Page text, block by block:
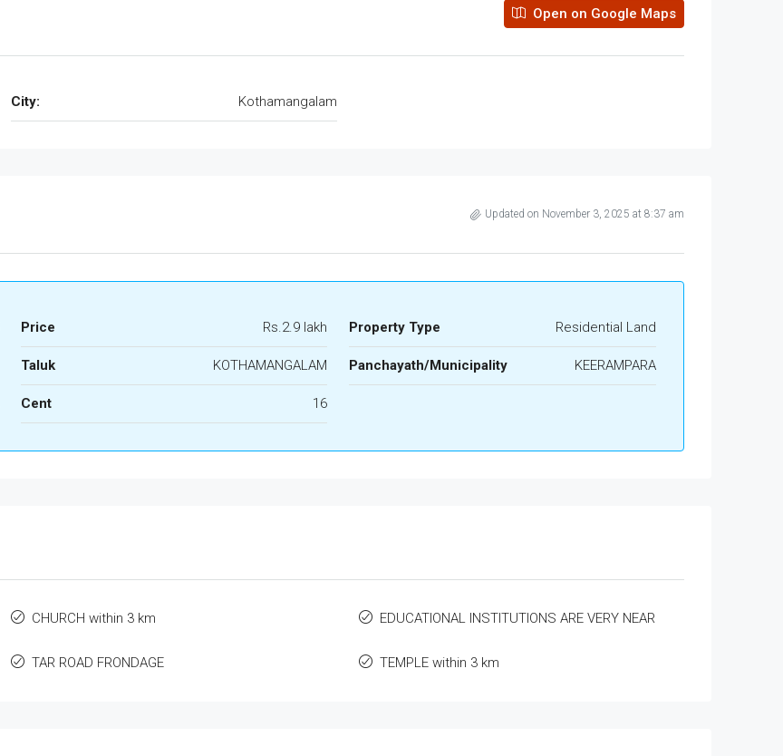
Open on Google Maps
City: Kothamangalam
Updated on November 3, 2025 at 8:37 am
Price Rs.2.9 lakh Property Type Residential Land
Taluk KOTHAMANGALAM Panchayath/Municipality KEERAMPARA
Cent 16
CHURCH within 3 km EDUCATIONAL INSTITUTIONS ARE VERY NEAR
TAR ROAD FRONDAGE TEMPLE within 3 km